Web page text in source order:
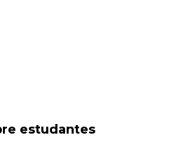
estudantes